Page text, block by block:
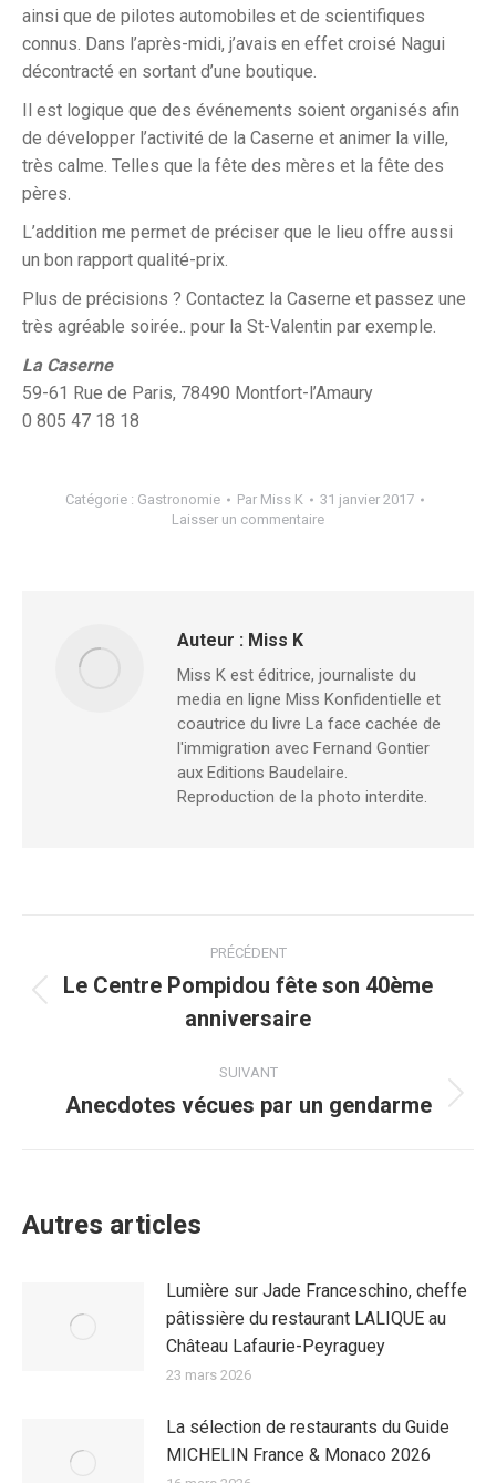
ainsi que de pilotes automobiles et de scientifiques
connus. Dans l’après-midi, j’avais en effet croisé Nagui
décontracté en sortant d’une boutique.
Il est logique que des événements soient organisés afin
de développer l’activité de la Caserne et animer la ville,
très calme. Telles que la fête des mères et la fête des
pères.
L’addition me permet de préciser que le lieu offre aussi
un bon rapport qualité-prix.
Plus de précisions ? Contactez la Caserne et passez une
très agréable soirée.. pour la St-Valentin par exemple.
La Caserne
59-61 Rue de Paris, 78490 Montfort-l’Amaury
0 805 47 18 18
Catégorie : Gastronomie Par Miss K
31 janvier 2017
Laisser un commentaire
Auteur : Miss K
Miss K est éditrice, journaliste du
media en ligne Miss Konfidentielle et
coautrice du livre La face cachée de
l'immigration avec Fernand Gontier
aux Editions Baudelaire.
Reproduction de la photo interdite.
article
PRÉCÉDENT
précédent
Le Centre Pompidou fête son 40ème
anniversaire
SUIVANT
Article
Anecdotes vécues par un gendarme
Autres articles
Lumière sur Jade Franceschino, cheffe
pâtissière du restaurant LALIQUE au
Château Lafaurie-Peyraguey
23 mars 2026
La sélection de restaurants du Guide
MICHELIN France & Monaco 2026